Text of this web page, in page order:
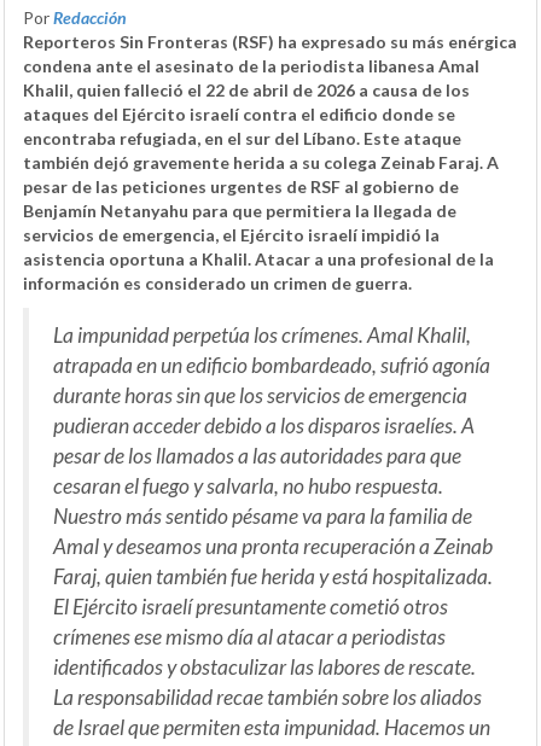
PorRedacción
Reporteros Sin Fronteras (RSF) ha expresado su más enérgica
condena ante el asesinato de la periodista libanesa Amal
Khalil, quien falleció el 22 de abril de 2026 a causa de los
ataques del Ejército israelí contra el edificio donde se
encontraba refugiada, en el sur del Líbano. Este ataque
también dejó gravemente herida a su colega Zeinab Faraj. A
pesar de las peticiones urgentes de RSF al gobierno de
Benjamín Netanyahu para que permitiera la llegada de
servicios de emergencia, el Ejército israelí impidió la
asistencia oportuna a Khalil. Atacar a una profesional de la
información es considerado un crimen de guerra.
La impunidad perpetúa los crímenes. Amal Khalil,
atrapada en un edificio bombardeado, sufrió agonía
durante horas sin que los servicios de emergencia
pudieran acceder debido a los disparos israelíes. A
pesar de los llamados a las autoridades para que
cesaran el fuego y salvarla, no hubo respuesta.
Nuestro más sentido pésame va para la familia de
Amal y deseamos una pronta recuperación a Zeinab
Faraj, quien también fue herida y está hospitalizada.
El Ejército israelí presuntamente cometió otros
crímenes ese mismo día al atacar a periodistas
identificados y obstaculizar las labores de rescate.
La responsabilidad recae también sobre los aliados
de Israel que permiten esta impunidad. Hacemos un